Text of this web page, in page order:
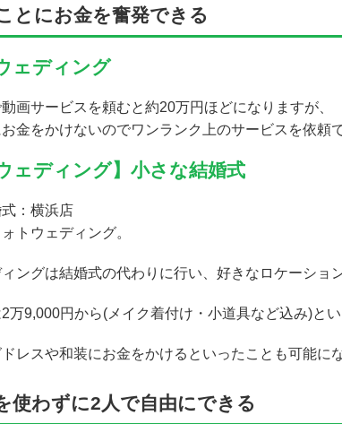
とにお金を奮発できる
ェディング
画サービスを頼むと約20万円ほどになりますが、
金をかけないのでワンランク上のサービスを依頼
ェディング】小さな結婚式
式：横浜店
トウェディング。
ングは結婚式の代わりに行い、好きなロケーショ
万9,000円から(メイク着付け・小道具など込み)と
レスや和装にお金をかけるといったことも可能に
使わずに2人で自由にできる